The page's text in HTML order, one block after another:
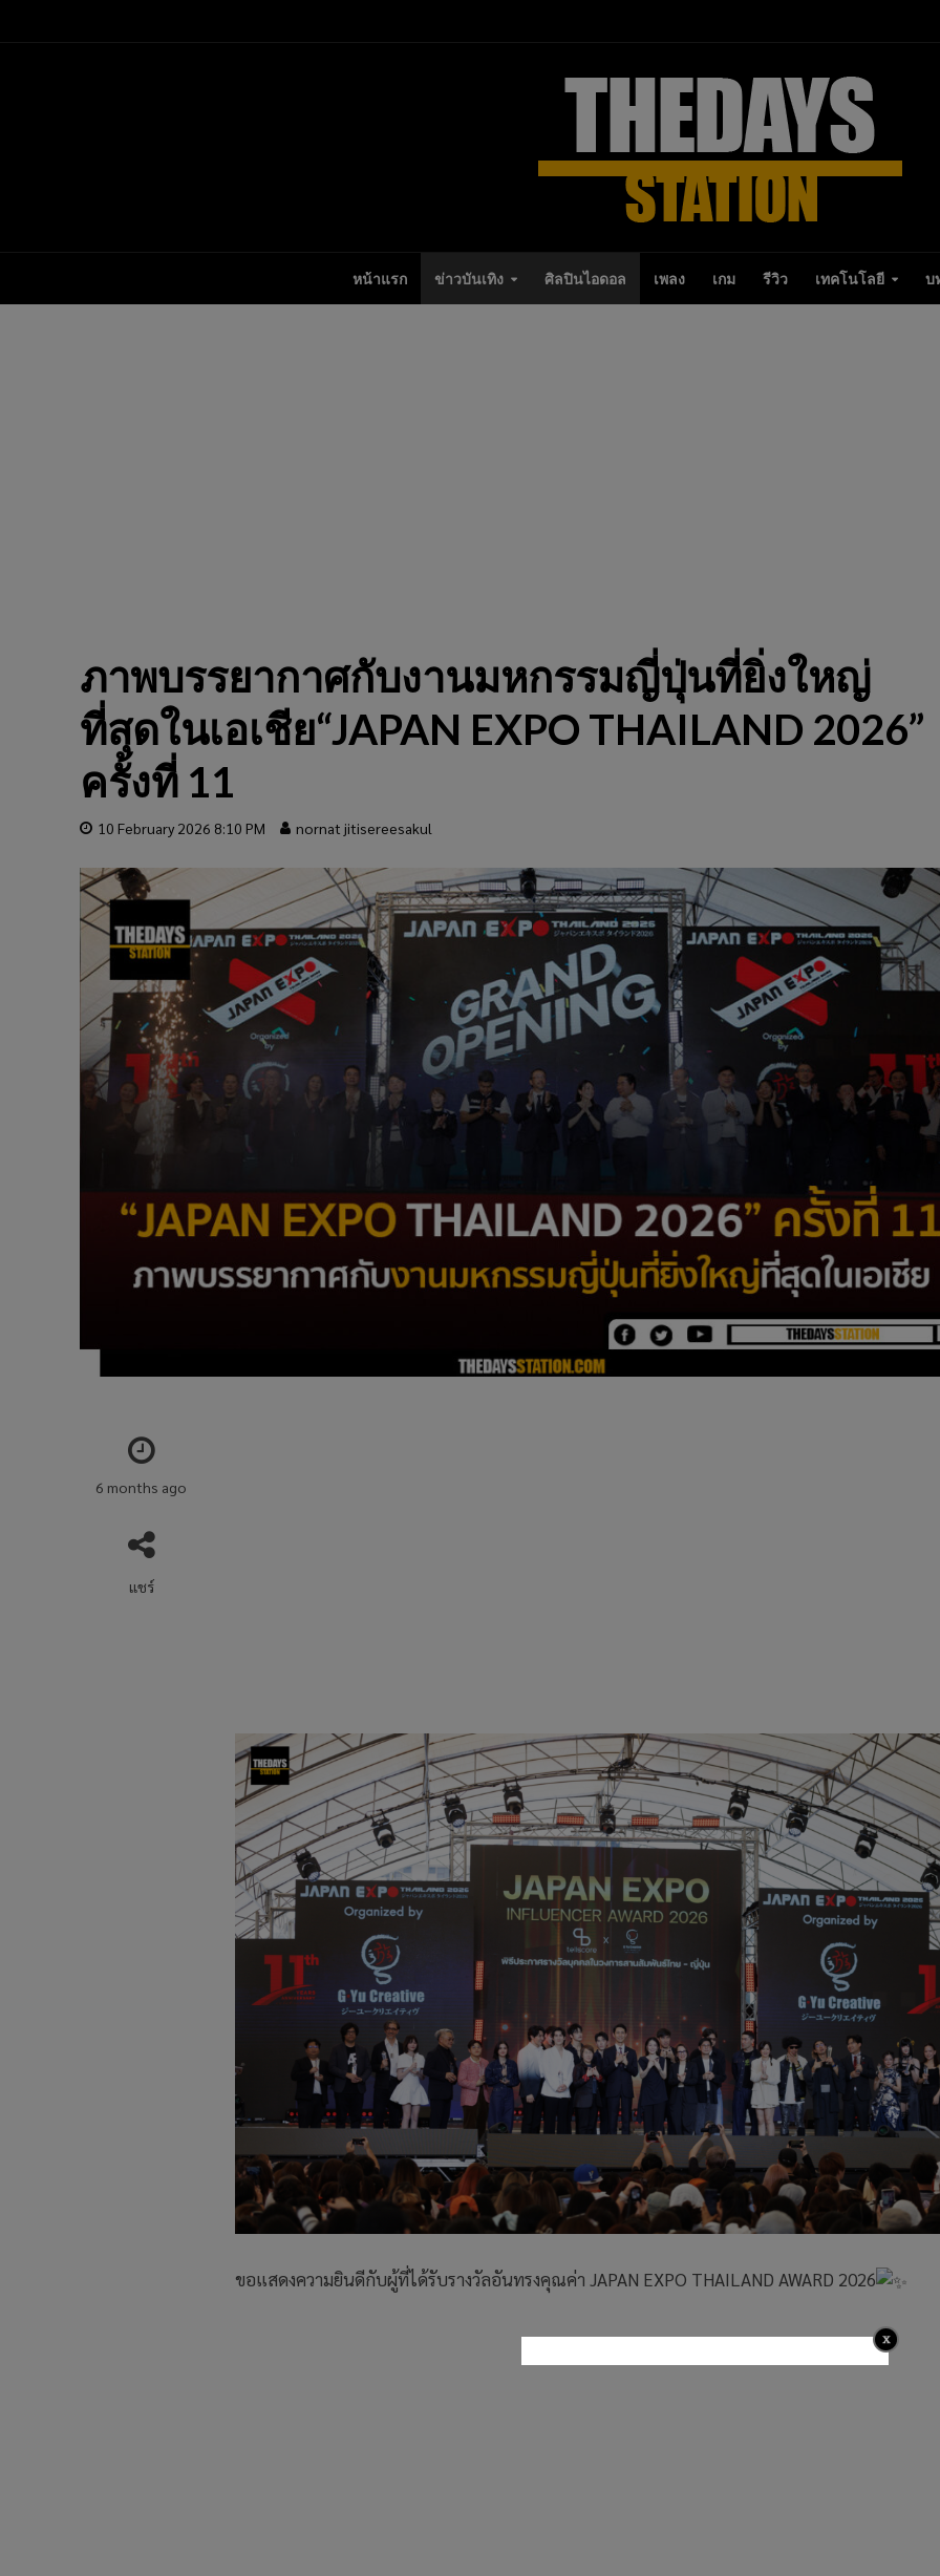
หน้าแรก ข่าวบันเทิง ศิลปินไอดอล เพลง เกม รีวิว เทคโนโลยี บ
ภาพบรรยากาศกับงานมหกรรมญี่ปุ่นที่ยิ่งใหญ่
ที่สุดในเอเชีย“JAPAN EXPO THAILAND 2026”
ครั้งที่ 11
10 February 2026 8:10 PM nornat jitisereesakul
6 months ago
แชร์
ขอแสดงความยินดีกับผู้ที่ได้รับรางวัลอันทรงคุณค่า JAPAN EXPO THAILAND AWARD 2026